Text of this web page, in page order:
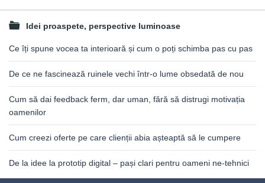
Idei proaspete, perspective luminoase
Ce îți spune vocea ta interioară și cum o poți schimba pas cu pas
De ce ne fascinează ruinele vechi într-o lume obsedată de nou
Cum să dai feedback ferm, dar uman, fără să distrugi motivația
oamenilor
Cum creezi oferte pe care clienții abia așteaptă să le cumpere
De la idee la prototip digital – pași clari pentru oameni ne-tehnici